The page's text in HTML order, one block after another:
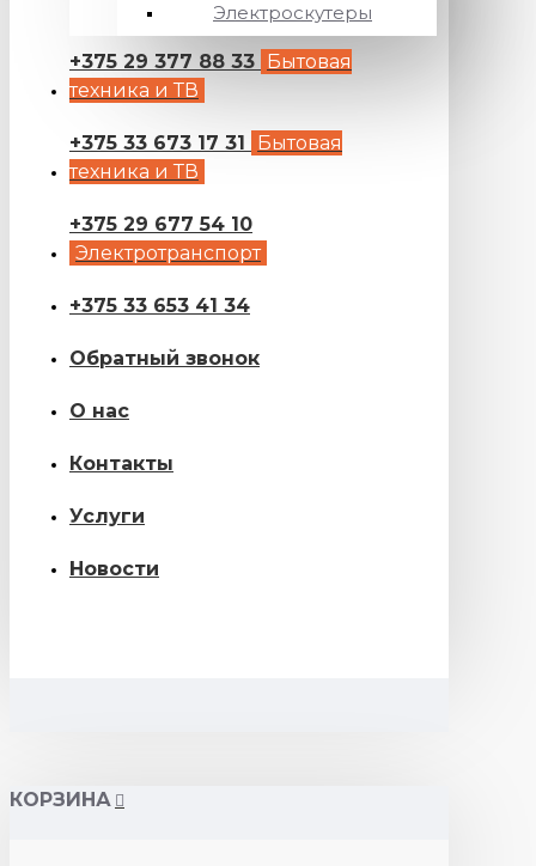
Электроскутеры
+375 29 377 88 33 Бытовая
техника и ТВ
+375 33 673 17 31
Бытовая
техника и ТВ
+375 29 677 54 10
Электротранспорт
+375 33 653 41 34
Обратный звонок
О нас
Контакты
Услуги
Новости
КОРЗИНА